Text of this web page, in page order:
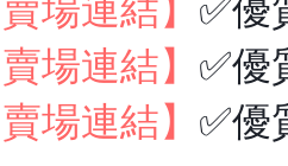
賣場連結】 ✅優
賣場連結】 ✅優